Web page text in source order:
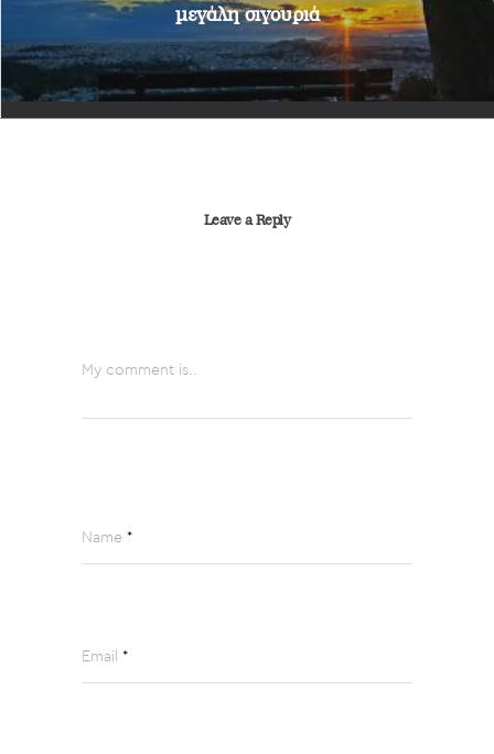
μεγάλη σιγουριά
Leave a Reply
My comment is..
Name *
Email *